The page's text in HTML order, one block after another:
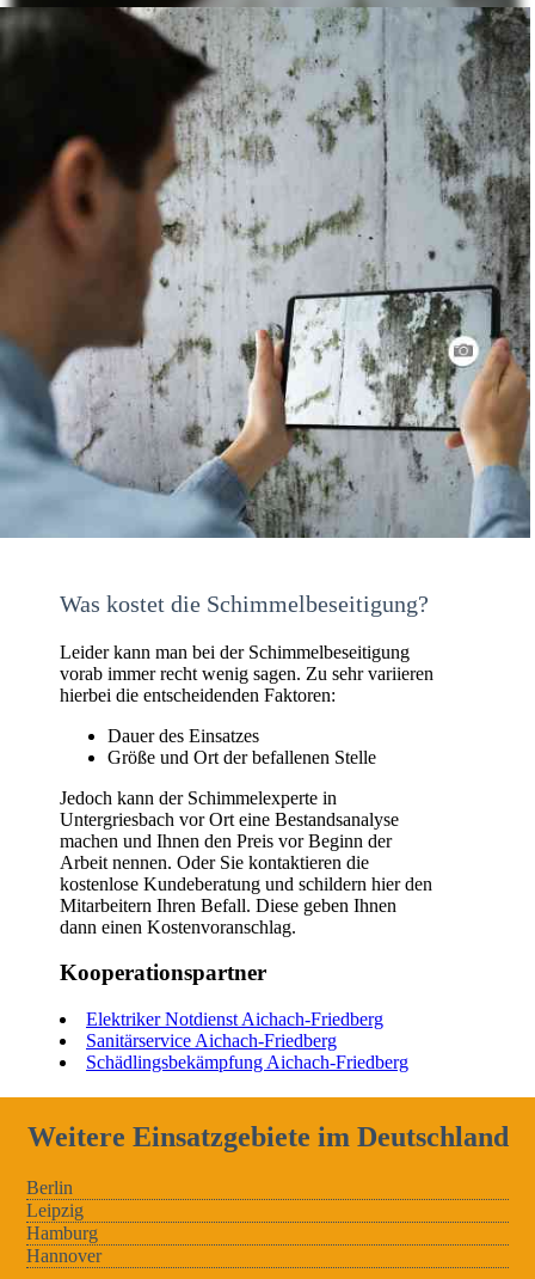
Was kostet die Schimmelbeseitigung?
Leider kann man bei der Schimmelbeseitigung
vorab immer recht wenig sagen. Zu sehr variieren
hierbei die entscheidenden Faktoren:
Dauer des Einsatzes
Größe und Ort der befallenen Stelle
Jedoch kann der Schimmelexperte in
Untergriesbach vor Ort eine Bestandsanalyse
machen und Ihnen den Preis vor Beginn der
Arbeit nennen. Oder Sie kontaktieren die
kostenlose Kundeberatung und schildern hier den
Mitarbeitern Ihren Befall. Diese geben Ihnen
dann einen Kostenvoranschlag.
Kooperationspartner
Elektriker Notdienst Aichach-Friedberg
Sanitärservice Aichach-Friedberg
Schädlingsbekämpfung Aichach-Friedberg
Weitere Einsatzgebiete im Deutschland
Berlin
Leipzig
Hamburg
Hannover